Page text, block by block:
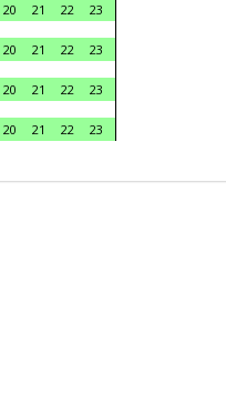
20 21 22
23
20 21 22
23
20 21 22
23
20 21 22
23